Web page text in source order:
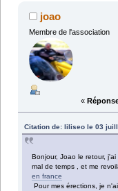
joao
Membre de l'association
«
Citation de: liliseo le 03
Bonjour, Joao le retour,
mal de temps , et me
en france
Pour mes érections, je